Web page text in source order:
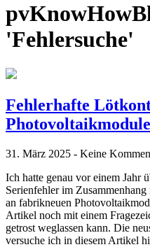
'Fehlersuche'
Fehlerhafte
31. März 2025 - Keine
Ich hatte genau vor einem Jahr
Serienfehler im
an fabrikneuen
Artikel noch mit einem
getrost weglassen kann. Die
versuche ich in diesem Artikel